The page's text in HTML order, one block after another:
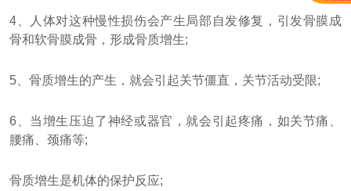
4、人体对这种慢性损伤会产生局部自发修复，引发骨膜成
骨和软骨膜成骨，形成骨质增生;
5、骨质增生的产生，就会引起关节僵直，关节活动受限;
6、当增生压迫了神经或器官，就会引起疼痛，如关节痛、
腰痛、颈痛等;
骨质增生是机体的保护反应;